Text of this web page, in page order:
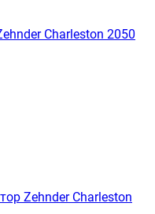
Charleston 2050